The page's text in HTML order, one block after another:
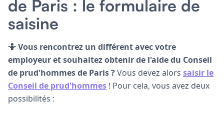
de Paris : le formulaire de
saisine
🤷Vous rencontrez un différent avec votre
employeur et souhaitez obtenir de l'aide du Conseil
de prud'hommes de Paris ?Vous devez alors saisir le
Conseil de prud'hommes ! Pour cela, vous avez deux
possibilités :